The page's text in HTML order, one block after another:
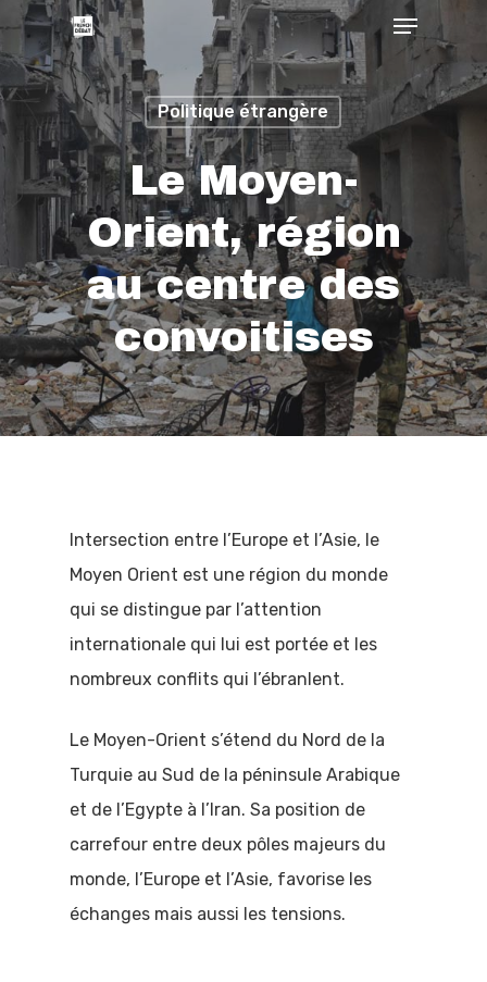
Politique étrangère
Le Moyen-
Orient, région
au centre des
convoitises
Intersection entre l’Europe et l’Asie, le
Moyen Orient est une région du monde
qui se distingue par l’attention
internationale qui lui est portée et les
nombreux conflits qui l’ébranlent.
Le Moyen-Orient s’étend du Nord de la
Turquie au Sud de la péninsule Arabique
et de l’Egypte à l’Iran. Sa position de
carrefour entre deux pôles majeurs du
monde, l’Europe et l’Asie, favorise les
échanges mais aussi les tensions.